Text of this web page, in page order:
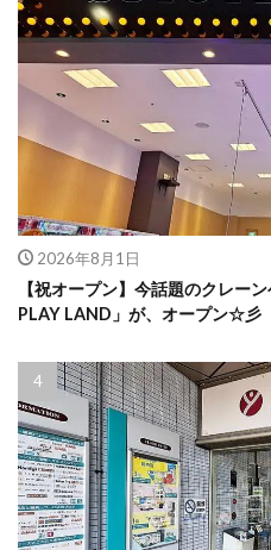
2026年8月1日
【祝オープン】今話題のクレー
PLAY LAND」が、オープン☆彡